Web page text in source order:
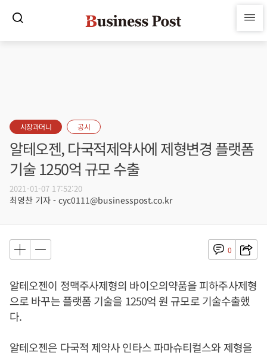
시장과머니 공시
알테오젠, 다국적제약사에 제형변경 플랫폼
기술 1250억 규모 수출
2021-01-07 17:52:20
최영찬 기자 - cyc0111@businesspost.co.kr
0
알테오젠이 정맥주사제형의 바이오의약품을 피하주사제형
으로 바꾸는 플랫폼 기술을 1250억 원 규모로 기술수출했
다.
알테오젠은 다국적 제약사 인타스 파마슈티컬스와 제형을